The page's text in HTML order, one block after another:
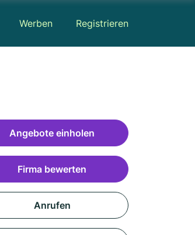
Werben Registrieren
Angebote einholen
Firma bewerten
Anrufen